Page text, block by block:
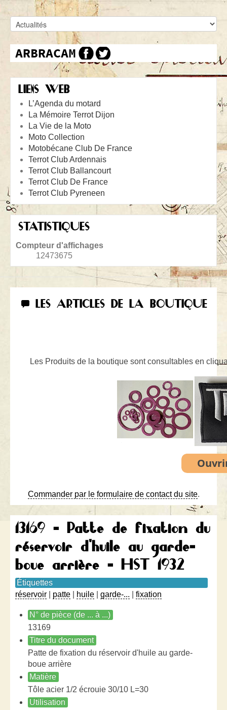
LIENS WEB
L’Agenda du motard
La Mémoire Terrot Dijon
La Vie de la Moto
Moto Collection
Motobécane Club De France
Terrot Club Ardennais
Terrot Club Ballancourt
Terrot Club De France
Terrot Club Pyreneen
STATISTIQUES
Compteur d'affichages
12473675
LES ARTICLES DE LA BOUTIQUE
Les Produits de la boutique sont consultables en
Commander par le formulaire de contact du site.
13169 - Patte de fixation du
réservoir d'huile au garde-
boue arrière - HST 1932
Étiquettes
réservoir
patte huile garde-... fixation
N° de pièce (de ... à ...)
13169
Titre du document
Patte de fixation du réservoir d'huile au garde-
boue arrière
Matière
Tôle acier 1/2 écrouie 30/10 L=30
Utilisation